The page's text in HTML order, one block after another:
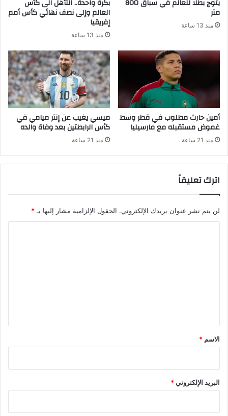
يتوج بطلا للعالم في سباق 800
متر
منذ 13 ساعة
بكرة واحدة.. التأهل الى كأس
العالم وإلى نصف نهائي كأس أمم
إفريقيا
منذ 13 ساعة
أمين حارث مطلوب في قطر وسط
غموض مستقبله مع مارسيليا
منذ 21 ساعة
ميسي يغيب عن إنتر ميامي في
كأس الرابطتين بعد وفاة والده
منذ 21 ساعة
اترك تعليقاً
لن يتم نشر عنوان بريدك الإلكتروني. الحقول الإلزامية مشار إليها بـ *
*
الاسم *
البريد الإلكتروني*